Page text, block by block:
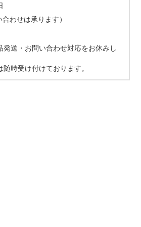
わせは承ります）
発送・お問い合わせ対応をお休みし
時受け付けております。